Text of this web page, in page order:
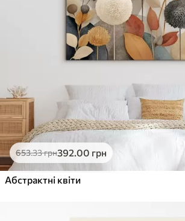
653.33грн392.00 грн
Абстрактні квіти